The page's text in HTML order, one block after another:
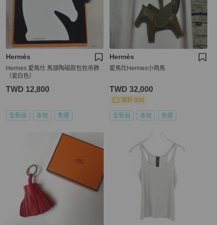
Hermès
Hermes 愛馬仕 馬頭陶磁款包包吊飾
（瓷白色）
TWD 12,800
全新品 本地 免運
Hermès
愛馬仕Hermes小飛馬
TWD 32,000
現折 800
全新品 本地 免運